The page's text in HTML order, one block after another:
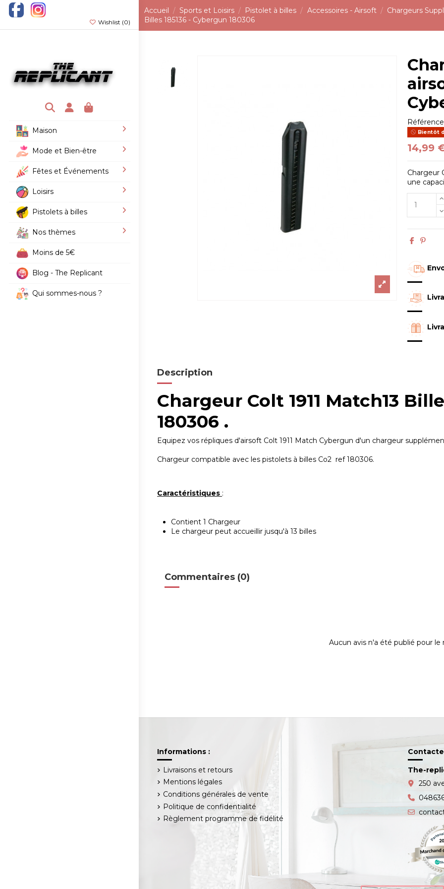
Wishlist (0)
Maison
Mode et Bien-être
Fêtes et Événements
Loisirs
Pistolets à billes
Nos thèmes
Moins de 5€
Blog - The Replicant
Qui sommes-nous ?
Accueil Sports et Loisirs Pistolet à billes Accessoires - Airsoft Chargeurs
Billes 185136 - Cybergun 180306
Référence
Bientôt
14,99
Chargeur
une
Description
Chargeur Colt 1911 Match13
180306 .
Equipez vos répliques d'airsoft Colt 1911 Match Cybergun d'un chargeur
Chargeur compatible avec les pistolets à billes Co2 ref 180306.
Caractéristiques :
Contient 1 Chargeur
Le chargeur peut accueillir jusqu'à 13 billes
Commentaires (0)
Aucun avis n'a été publié pour
Informations :
Livraisons et retours
Mentions légales
Conditions générales de vente
Politique de confidentialité
Règlement programme de fidélité
The-
250